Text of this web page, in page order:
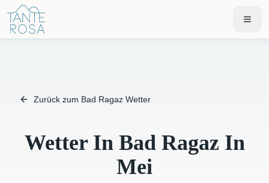
Zurück zum Bad Ragaz Wetter
Wetter In Bad Ragaz In
Mei